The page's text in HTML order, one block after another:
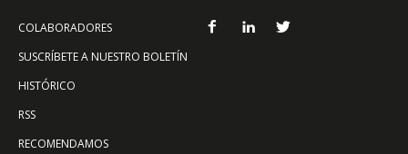
COLABORADORES
SUSCRÍBETE A NUESTRO BOLETÍN
HISTÓRICO
RSS
RECOMENDAMOS